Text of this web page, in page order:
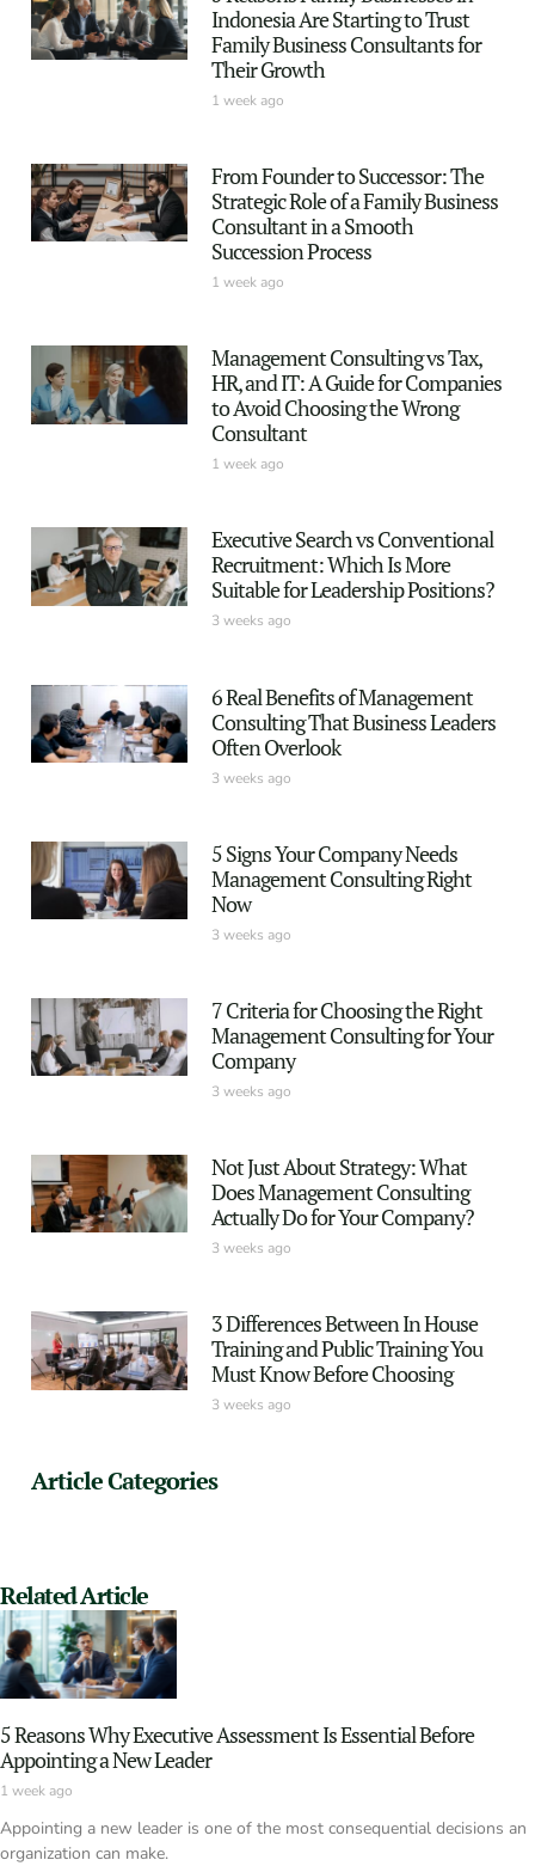
Indonesia Are Starting to Trust
Family Business Consultants for
Their Growth
1 week ago
From Founder to Successor: The
Strategic Role of a Family Business
Consultant in a Smooth
Succession Process
1 week ago
Management Consulting vs Tax,
HR, and IT: A Guide for Companies
to Avoid Choosing the Wrong
Consultant
1 week ago
Executive Search vs Conventional
Recruitment: Which Is More
Suitable for Leadership Positions?
3 weeks ago
6 Real Benefits of Management
Consulting That Business Leaders
Often Overlook
3 weeks ago
5 Signs Your Company Needs
Management Consulting Right
Now
3 weeks ago
7 Criteria for Choosing the Right
Management Consulting for Your
Company
3 weeks ago
Not Just About Strategy: What
Does Management Consulting
Actually Do for Your Company?
3 weeks ago
3 Differences Between In House
Training and Public Training You
Must Know Before Choosing
3 weeks ago
Article Categories
Related Article
5 Reasons Why Executive Assessment Is Essential Before
Appointing a New Leader
1 week ago
Appointing a new leader is one of the most consequential decisions an
organization can make.